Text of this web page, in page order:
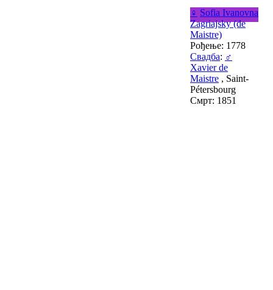
♀ Sofia Ivanovna
Zagriajsky (de
Maistre)
Рођење: 1778
Свадба: ♂
Xavier de
Maistre , Saint-
Pétersbourg
Смрт: 1851